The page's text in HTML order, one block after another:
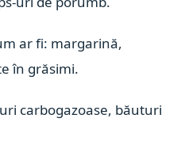
ar fi: margarină,
în grăsimi.
carbogazoase, băuturi